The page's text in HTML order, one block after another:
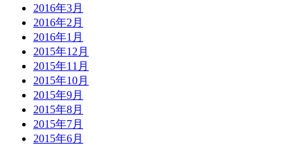
2016年3月
2016年2月
2016年1月
2015年12月
2015年11月
2015年10月
2015年9月
2015年8月
2015年7月
2015年6月